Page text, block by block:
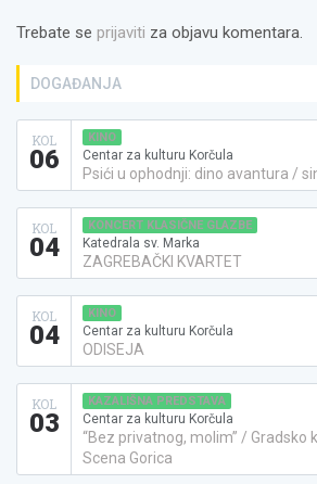
Trebate se prijaviti za objavu komentara.
DOGAĐANJA
KOL
06
KINO
Centar za kulturu Korčula
Psići u ophodnji: dino avantura /
KOL
04
KONCERT KLASIČNE GLAZBE
Katedrala sv. Marka
ZAGREBAČKI KVARTET
KOL
04
KINO
Centar za kulturu Korčula
ODISEJA
KOL
03
KAZALIŠNA PREDSTAVA
Centar za kulturu Korčula
“Bez privatnog, molim” / Gradsko
Scena Gorica